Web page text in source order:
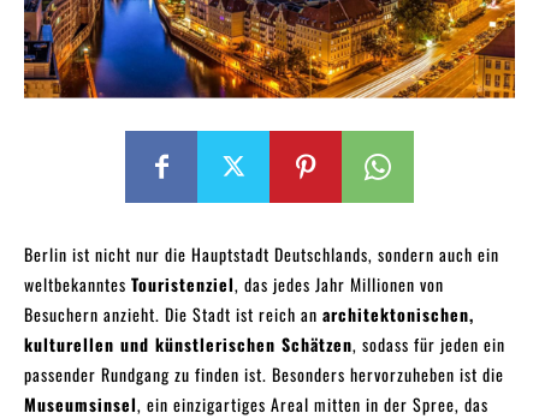
Berlin ist nicht nur die Hauptstadt Deutschlands, sondern auch ein
weltbekanntes Touristenziel, das jedes Jahr Millionen von
Besuchern anzieht. Die Stadt ist reich an architektonischen,
kulturellen und künstlerischen Schätzen, sodass für jeden ein
passender Rundgang zu finden ist. Besonders hervorzuheben ist die
Museumsinsel, ein einzigartiges Areal mitten in der Spree, das